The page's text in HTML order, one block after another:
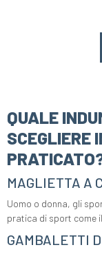
QUALE
SCEGLIERE
MAGLIETTA A
Uomo o donna, gli
pratica di sport come
GAMBALETTI